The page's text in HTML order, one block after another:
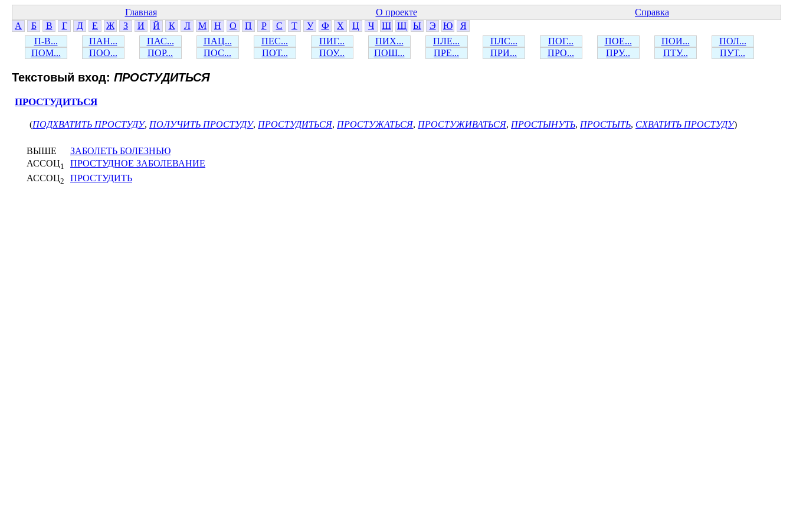
Главная О проекте
Справка
А
Б В Г Д Е Ж З И Й К Л М Н О П Р С Т У Ф Х Ц Ч Ш Щ Ы Э Ю
Я
П-В...
ПАН... ПАС... ПАЦ... ПЕС... ПИГ... ПИХ... ПЛЕ... ПЛС... ПОГ... ПОЕ... ПОИ...
ПОЛ...
ПОМ...
ПОО... ПОР... ПОС... ПОТ... ПОУ... ПОШ... ПРЕ... ПРИ... ПРО... ПРУ... ПТУ... ПУТ...
Текстовый вход: ПРОСТУДИТЬСЯ
ПРОСТУДИТЬСЯ
(ПОДХВАТИТЬ ПРОСТУДУ, ПОЛУЧИТЬ ПРОСТУДУ, ПРОСТУДИТЬСЯ, ПРОСТУЖАТЬСЯ, ПРОСТУЖИВАТЬСЯ, ПРОСТЫНУТЬ, ПРОСТЫТЬ, СХВАТИТЬ ПРОСТУДУ)
ВЫШЕ
ЗАБОЛЕТЬ БОЛЕЗНЬЮ
АССОЦ1
ПРОСТУДНОЕ ЗАБОЛЕВАНИЕ
АССОЦ2 ПРОСТУДИТЬ